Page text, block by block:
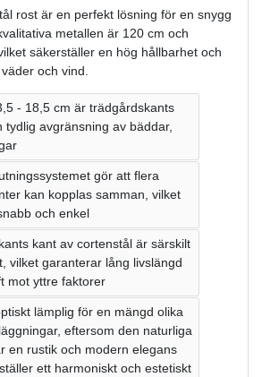
rost är en perfekt lösning för en snygg
metallen är 120 cm och
säkerställer en hög hållbarhet och
och vind.
- 18,5 cm är trädgårdskants
tydlig avgränsning av bäddar,
gör att flera
kan kopplas samman, vilket
och enkel
kant av cortenstål är särskilt
vilket garanterar lång livslängd
mot yttre faktorer
lämplig för en mängd olika
eftersom den naturliga
en rustik och modern elegans
ett harmoniskt och estetiskt